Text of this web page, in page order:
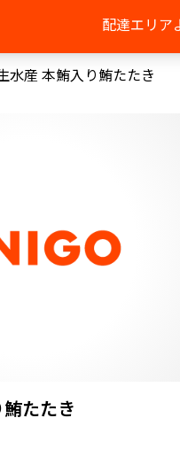
配達エリア
水産 本鮪入り鮪たたき
たたき